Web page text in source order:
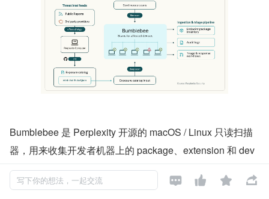
Bumblebee 是 Perplexity 开源的 macOS / Linux 只读扫描
器，用来收集开发者机器上的 package、extension 和 dev
eloper-tool metadata。
写下你的想法，一起交流    